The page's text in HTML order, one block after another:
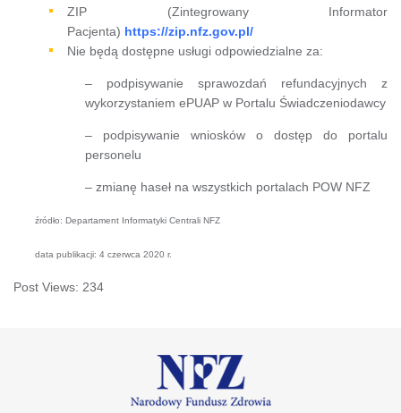
ZIP (Zintegrowany Informator
Pacjenta) https://zip.nfz.gov.pl/
Nie będą dostępne usługi odpowiedzialne za:
– podpisywanie sprawozdań refundacyjnych z
wykorzystaniem ePUAP w Portalu Świadczeniodawcy
– podpisywanie wniosków o dostęp do portalu
personelu
– zmianę haseł na wszystkich portalach POW NFZ
źródło: Departament Informatyki Centrali NFZ
data publikacji: 4 czerwca 2020 r.
Post Views: 234